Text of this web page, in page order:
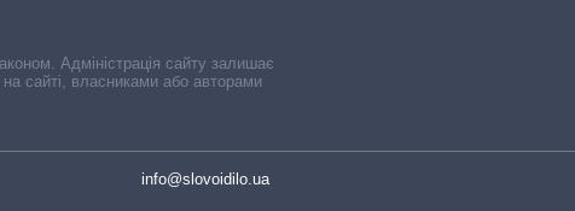
Адміністрація сайту залишає
сайті, власниками або авторами
info@slovoidilo.ua